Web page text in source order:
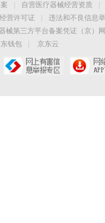
自营医疗器械经营资质
营许可证
违法和不良信息
械第三方平台备案凭证（京）
钱包 京东云